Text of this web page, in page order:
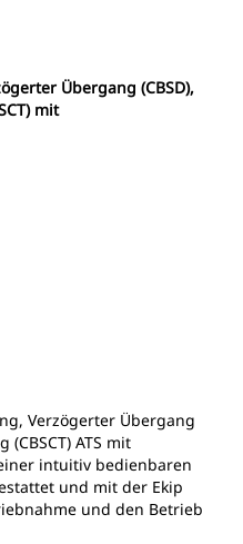
Übergang (CBSD),
mit
Verzögerter Übergang
(CBSCT) ATS mit
intuitiv bedienbaren
und mit der Ekip
und den Betrieb